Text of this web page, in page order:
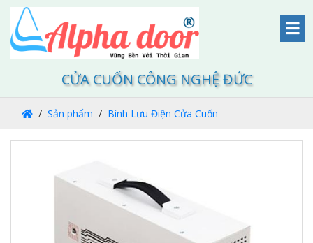
CỬA CUỐN CÔNG NGHỆ ĐỨC
Sản phẩm Bình Lưu Điện Cửa Cuốn